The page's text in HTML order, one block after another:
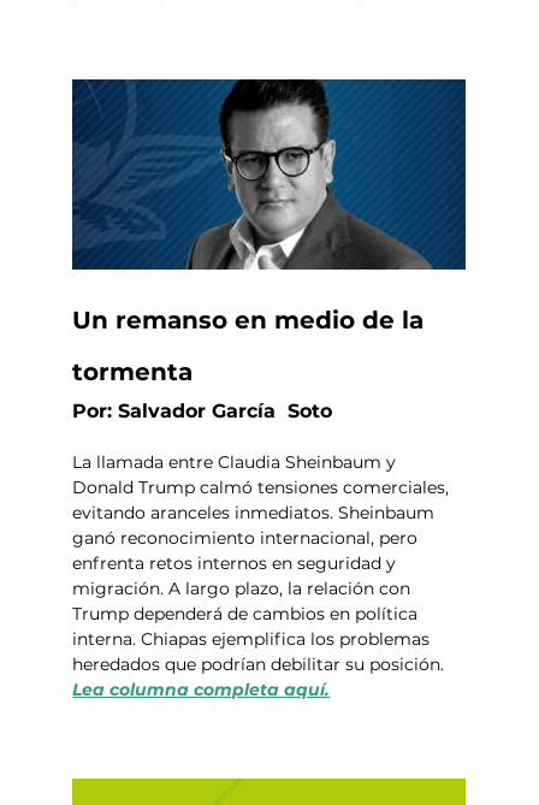
Un remanso en medio de la
tormenta
Por: Salvador García  Soto
La llamada entre Claudia Sheinbaum y
Donald Trump calmó tensiones comerciales,
evitando aranceles inmediatos. Sheinbaum
ganó reconocimiento internacional, pero
enfrenta retos internos en seguridad y
migración. A largo plazo, la relación con
Trump dependerá de cambios en política
interna. Chiapas ejemplifica los problemas
heredados que podrían debilitar su posición.
Lea columna completa aquí.